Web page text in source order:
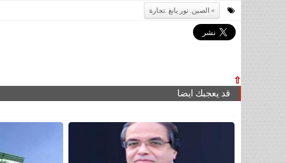
الصين. نور يانغ .تجارة
⇧
قد يعجبك ايضا